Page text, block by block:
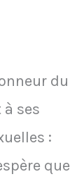
du
ses
:
que